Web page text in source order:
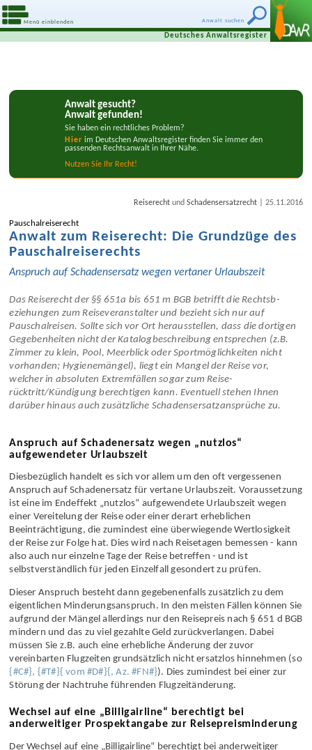
Anwalt suchen
Menü einblenden
Deutsches Anwaltsregister
Anwalt gesucht?
Anwalt gefunden!
Sie haben ein rechtliches Problem?
Hier im Deutschen Anwaltsregister finden Sie immer den
passenden Rechtsanwalt in Ihrer Nähe.
Nutzen Síe Ihr Recht!
Pauschal­reiserecht
Anwalt zum Reiserecht: Die Grundzüge des
Pauschal­reiserechts
Das Reiserecht der §§ 651a bis 651 m BGB betrifft die Rechtsb­
eziehungen zum Reise­veranstalter und bezieht sich nur auf
Pauschal­reisen. Sollte sich vor Ort heraus­stellen, dass die dortigen
Gegebenheiten nicht der Katalog­beschreibung entsprechen (z.B.
Zimmer zu klein, Pool, Meerblick oder Sport­möglichkeiten nicht
vorhanden; Hygiene­mängel), liegt ein Mangel der Reise vor,
welcher in absoluten Extremfällen sogar zum Reise­
rücktritt/Kündigung berechtigen kann. Eventuell stehen Ihnen
Anspruch auf Schadenersatz wegen „nutzlos“
aufgewendeter Urlaubszeit
Diesbezüglich handelt es sich vor allem um den oft vergessenen
Anspruch auf Schaden­ersatz für vertane Urlaubszeit. Voraussetzung
ist eine im Endeffekt „nutzlos“ aufgewendete Urlaubszeit wegen
einer Vereitelung der Reise oder einer derart erheblichen
Beeinträchtigung, die zumindest eine überwiegende Wert­losigkeit
der Reise zur Folge hat. Dies wird nach Reisetagen bemessen - kann
also auch nur einzelne Tage der Reise betreffen - und ist
selbstverständlich für jeden Einzelfall gesondert zu prüfen.
Dieser Anspruch besteht dann gegebenenfalls zusätzlich zu dem
eigentlichen Minderungs­anspruch. In den meisten Fällen können Sie
aufgrund der Mängel allerdings nur den Reisepreis nach § 651 d BGB
mindern und das zu viel gezahlte Geld zurück­verlangen. Dabei
müssen Sie z.B. auch eine erhebliche Änderung der zuvor
vereinbarten Flugzeiten grund­sätzlich nicht ersatzlos hinnehmen (so
{#C#}, {#T#}{ vom #D#}{, Az. #FN#} ). Dies zumindest bei einer zur
Störung der Nachtruhe führenden Flugzeit­änderung.
Wechsel auf eine „Billigairline“ berechtigt bei
anderweitiger Prospektangabe zur Reisepreisminderung